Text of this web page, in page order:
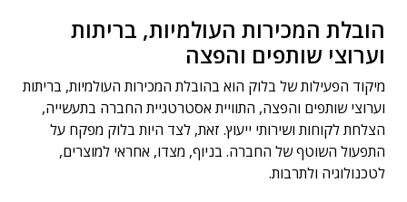
הובלת המכירות העולמיות, בריתות
וערוצי שותפים והפצה
מיקוד הפעילות של בלוק הוא בהובלת המכירות העולמיות, בריתות
וערוצי שותפים והפצה, התוויית אסטרטגיית החברה בתעשייה,
הצלחת לקוחות ושירותי ייעוץ. זאת, לצד היות בלוק מפקח על
התפעול השוטף של החברה. בניוף, מצדו, אחראי למוצרים,
לטכנולוגיה ולתרבות.